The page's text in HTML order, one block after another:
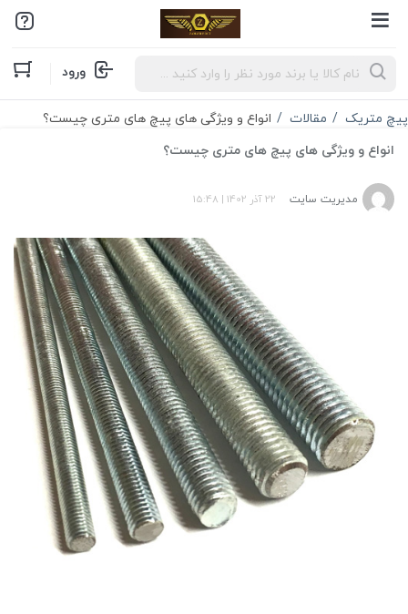
Products
search ورود
پیچ متریک مقالات
انواع و ویژگی های پیچ های متری چیست؟
انواع و ویژگی های پیچ های متری چیست؟
مدیریت سایت 22 آذر 1402 |
15:48